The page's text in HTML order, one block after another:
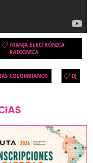
FRANJA ELECTRÓNICA
RADIÓNICA
COLOMBIANOS DJ